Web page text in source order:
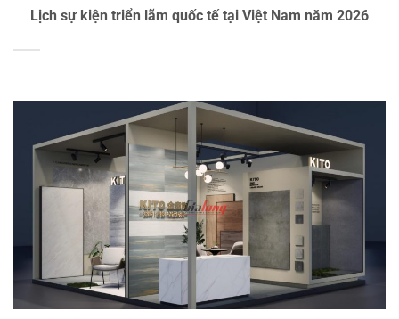
Lịch sự kiện triển lãm quốc tế tại Việt Nam năm 2026